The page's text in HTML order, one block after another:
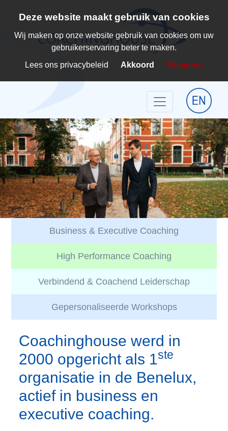
Deze website maakt gebruik van cookies
Wij maken op onze website gebruik van cookies om uw
gebruikerservaring beter te maken.
Lees ons privacybeleid
Akkoord Weigeren
Coaching
High
Performance
Coaching
Verbindend
Leiderschap
Gepersonaliseerde
Assessments
Business & Executive Coaching
High Performance Coaching
Verbindend & Coachend Leiderschap
Gepersonaliseerde Workshops
Coachinghouse werd in
2000 opgericht als 1ste
organisatie in de Benelux,
actief in business en
executive coaching.